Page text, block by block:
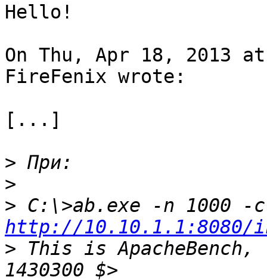
Hello!
On Thu, Apr 18, 2013
FireFenix wrote:
[...]
>
>
>
http://10.10.1.1:8080/
> This is